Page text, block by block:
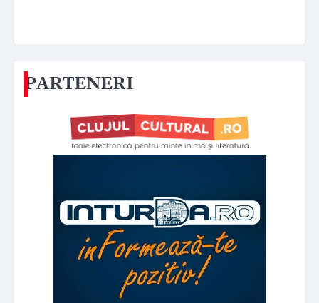
PARTENERI